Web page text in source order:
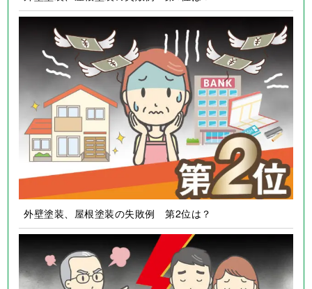
外壁塗装、屋根塗装の失敗例 第1位は？